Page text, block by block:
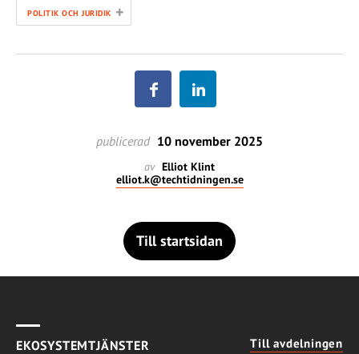
POLITIK OCH JURIDIK +
publicerad 10 november 2025
av Elliot Klint
elliot.k@techtidningen.se
Till startsidan
EKOSYSTEMTJÄNSTER Till avdelningen